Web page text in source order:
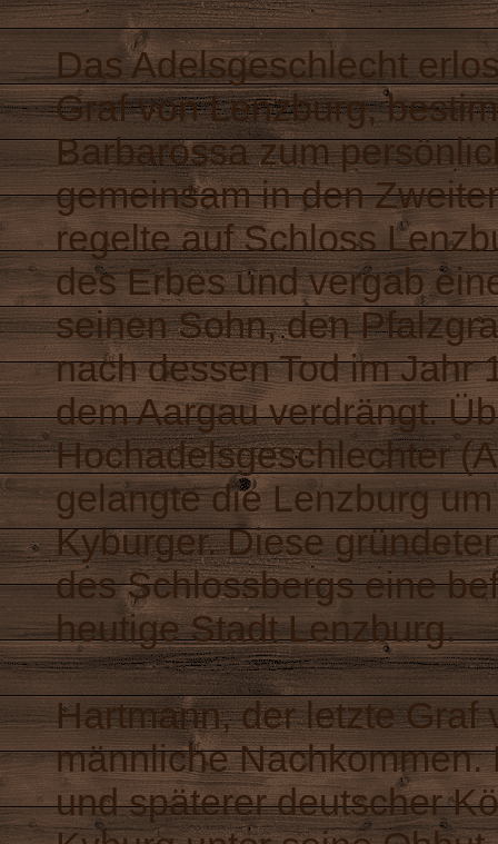
Das Adelsgeschlecht
Graf von Lenzburg,
Barbarossa zum
gemeinsam in den
regelte auf Schloss
des Erbes und vergab
seinen Sohn, den
nach dessen Tod im Jahr
dem Aargau verdrängt.
Hochadelsgeschlechter
gelangte die Lenzburg
Kyburger. Diese
des Schlossbergs eine
heutige Stadt Lenzburg.
Hartmann, der letzte Graf
männliche
und späterer deutscher